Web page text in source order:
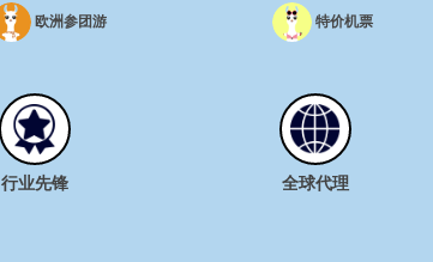
欧洲参团游
特价机票
行业先锋 全球代理